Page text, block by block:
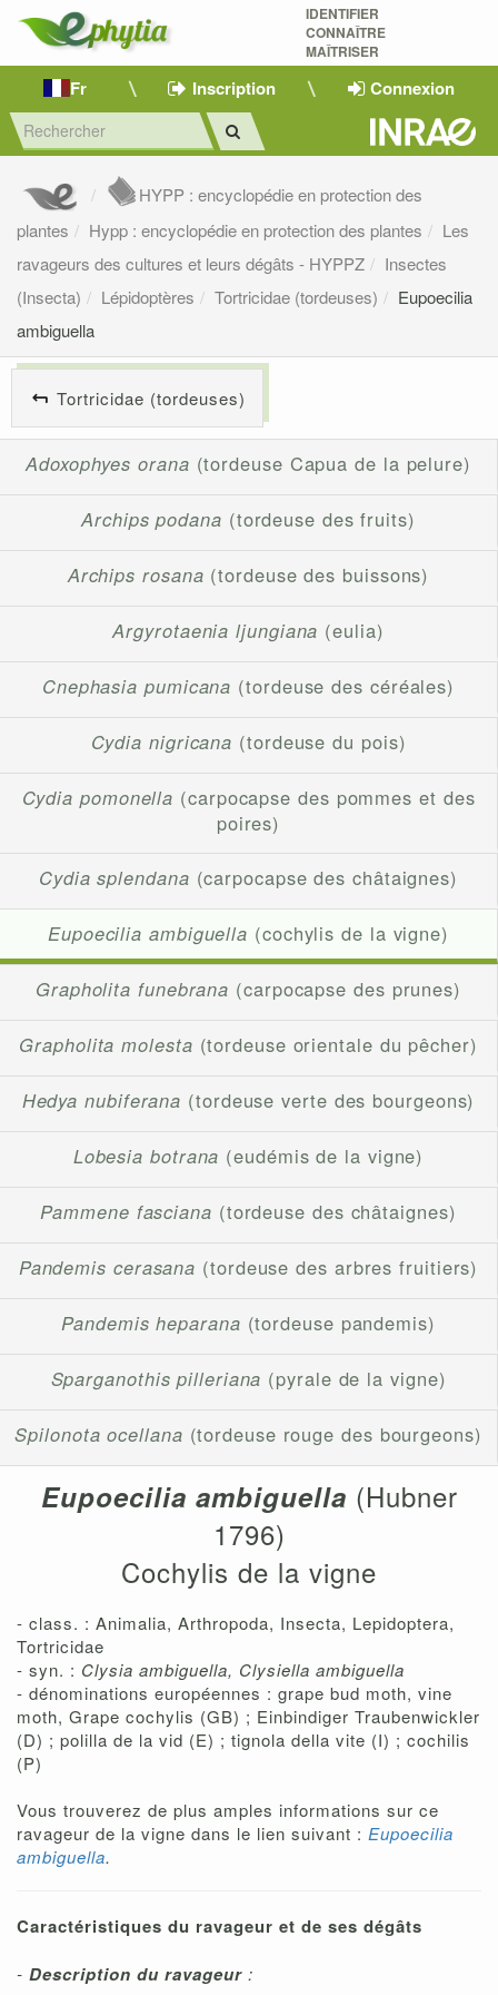
IDENTIFIER
CONNAÎTRE
MAÎTRISER
Fr Inscription Connexion
HYPP : encyclopédie en protection des
plantes
Hypp : encyclopédie en protection des plantes
Les
ravageurs des cultures et leurs dégâts - HYPPZ
Insectes
(Insecta)
Lépidoptères Tortricidae (tordeuses)
Eupoecilia
ambiguella
Tortricidae (tordeuses)
Adoxophyes orana (tordeuse Capua de la pelure)
Archips podana (tordeuse des fruits)
Archips rosana (tordeuse des buissons)
Argyrotaenia ljungiana (eulia)
Cnephasia pumicana (tordeuse des céréales)
Cydia nigricana (tordeuse du pois)
Cydia pomonella (carpocapse des pommes et des
poires)
Cydia splendana (carpocapse des châtaignes)
Eupoecilia ambiguella (cochylis de la vigne)
Grapholita funebrana (carpocapse des prunes)
Grapholita molesta (tordeuse orientale du pêcher)
Hedya nubiferana (tordeuse verte des bourgeons)
Lobesia botrana (eudémis de la vigne)
Pammene fasciana (tordeuse des châtaignes)
Pandemis cerasana (tordeuse des arbres fruitiers)
Pandemis heparana (tordeuse pandemis)
Sparganothis pilleriana (pyrale de la vigne)
Spilonota ocellana (tordeuse rouge des bourgeons)
Eupoecilia ambiguella (Hubner
1796)
Cochylis de la vigne
- class. : Animalia, Arthropoda, Insecta, Lepidoptera,
Tortricidae
- syn. : Clysia ambiguella, Clysiella ambiguella
- dénominations européennes : grape bud moth, vine
moth, Grape cochylis (GB) ; Einbindiger Traubenwickler
(D) ; polilla de la vid (E) ; tignola della vite (I) ; cochilis
(P)
Vous trouverez de plus amples informations sur ce
ravageur de la vigne dans le lien suivant : Eupoecilia
ambiguella.
Caractéristiques du ravageur et de ses dégâts
- Description du ravageur :